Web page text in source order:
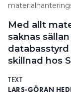
Läs E-
Om tidningen
Med allt
saknas
skillnad hos
TEXT
LARS-GÖRAN